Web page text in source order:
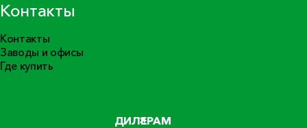
Контакты
Контакты
Заводы и офисы
Где купить
ДИЛЕРАМ